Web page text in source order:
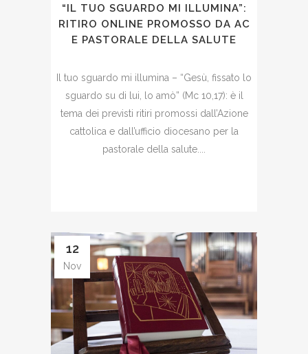
“IL TUO SGUARDO MI ILLUMINA”:
RITIRO ONLINE PROMOSSO DA AC
E PASTORALE DELLA SALUTE
Il tuo sguardo mi illumina – “Gesù, fissato lo
sguardo su di lui, lo amò” (Mc 10,17): è il
tema dei previsti ritiri promossi dall’Azione
cattolica e dall’ufficio diocesano per la
pastorale della salute....
12
Nov